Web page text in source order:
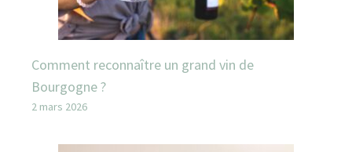
Comment reconnaître un grand vin de
Bourgogne ?
2 mars 2026